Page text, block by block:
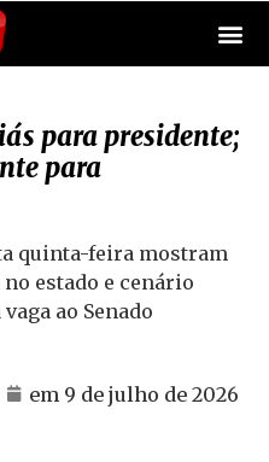
para presidente;
para
quinta-feira mostram
estado e cenário
ao Senado
em 9 de julho de 2026